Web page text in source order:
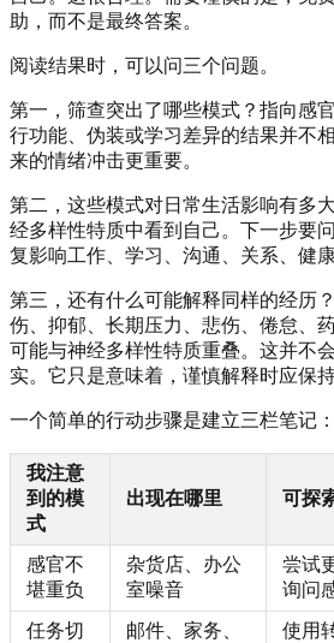
助，而不是最终答案。
阅读结果时，可以问三个问题。
第一，筛查突出了哪些模式？指向感
行功能、伪装或学习差异的结果并不
来的情绪冲击更重要。
第二，这些模式对日常生活影响有多
经多样性特质中看到自己。下一步要
复影响工作、学习、沟通、关系、健
第三，还有什么可能解释同样的经历
伤、抑郁、长期压力、悲伤、倦怠、
可能与神经多样性特质重叠。这并不
实。它只是意味着，谨慎解释时应保持
一个简单的行动步骤是建立三栏笔记：
我注意
到的模
式
出现在哪里 可探
感官不
堪重负
杂货店、办公
室噪音
尝试
询问
任务切
邮件、家务、
使用